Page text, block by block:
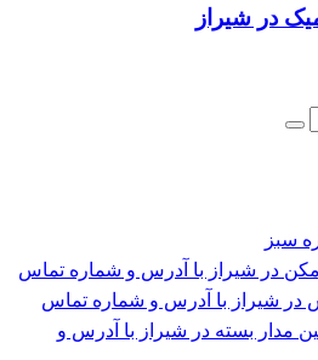
در شیراز
سبز
در شیراز با آدرس و شماره تماس
شیراز با آدرس و شماره تماس
مدار بسته در شیراز با آدرس و